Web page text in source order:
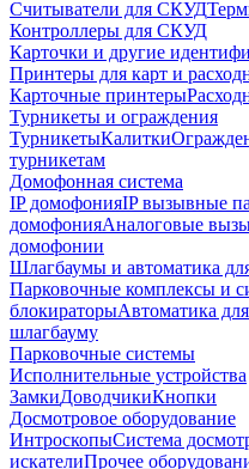
Считыватели для СКУД
Контроллеры для СКУД
Карточки и другие
Принтеры для карт и
Карточные принтеры
Турникеты и ограждения
ТурникетыКалитки
турникетам
Домофонная система
IP домофонияIP вызывные
домофонияАналоговые
домофонии
Шлагбаумы и автоматика
Парковочные комплексы и
блокираторыАвтоматика
шлагбауму
Парковочные системы
Исполнительные устройства
ЗамкиДоводчикиКнопки
Досмотровое оборудование
ИнтроскопыСистема
искателиПрочее